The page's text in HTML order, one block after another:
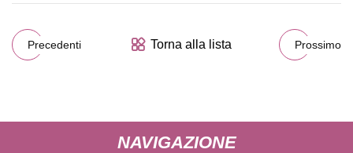
Precedenti Torna alla lista Prossimo
NAVIGAZIONE